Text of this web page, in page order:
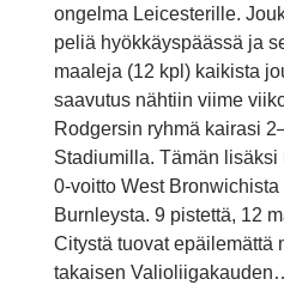
ongelma Leicesterille.
peliä hyökkäyspäässä ja
maaleja (12 kpl) kaikista
saavutus nähtiin viime
Rodgersin ryhmä kairasi
Stadiumilla. Tämän
0-voitto West
Burnleysta. 9 pistettä, 12
Citystä tuovat epäilemättä
takaisen